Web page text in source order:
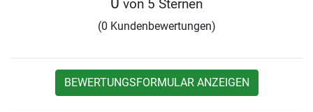
von 5 Sternen
(0 Kundenbewertungen)
BEWERTUNGSFORMULAR ANZEIGEN